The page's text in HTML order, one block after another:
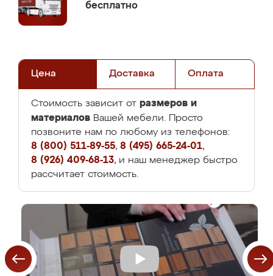
бесплатно
Цена Доставка Оплата
Стоимость зависит от размеров и
материалов Вашей мебели. Просто
позвоните нам по любому из телефонов:
8 (800) 511-89-55, 8 (495) 665-24-01,
8 (926) 409-68-13, и наш менеджер быстро
рассчитает стоимость.